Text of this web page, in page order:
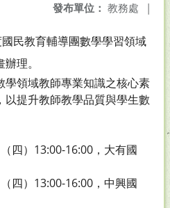
發布單位： 教務處 |
民教育輔導團數學學習領域
理。
領域教師專業知識之核心素
提升教師教學品質與學生數
四）13:00-16:00，大有國
四）13:00-16:00，中興國